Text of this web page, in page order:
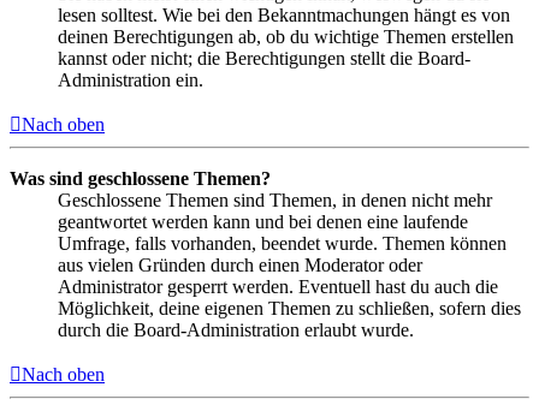
lesen solltest. Wie bei den Bekanntmachungen hängt es von
deinen Berechtigungen ab, ob du wichtige Themen erstellen
kannst oder nicht; die Berechtigungen stellt die Board-
Administration ein.
Nach oben
Was sind geschlossene Themen?
Geschlossene Themen sind Themen, in denen nicht mehr
geantwortet werden kann und bei denen eine laufende
Umfrage, falls vorhanden, beendet wurde. Themen können
aus vielen Gründen durch einen Moderator oder
Administrator gesperrt werden. Eventuell hast du auch die
Möglichkeit, deine eigenen Themen zu schließen, sofern dies
durch die Board-Administration erlaubt wurde.
Nach oben